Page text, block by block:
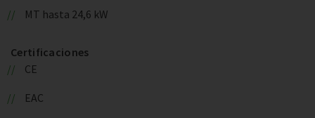
MT hasta 24,6 kW
Certificaciones
CE
EAC